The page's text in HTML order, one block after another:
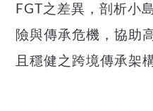
FGT之差異，剖析小
險與傳承危機，協助
且穩健之跨境傳承架